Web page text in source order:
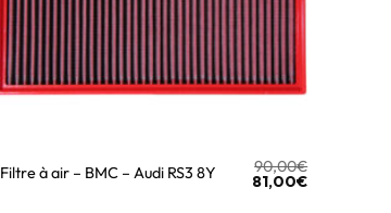
Filtre à air – BMC – Audi RS3 8Y 90,00€
81,00€